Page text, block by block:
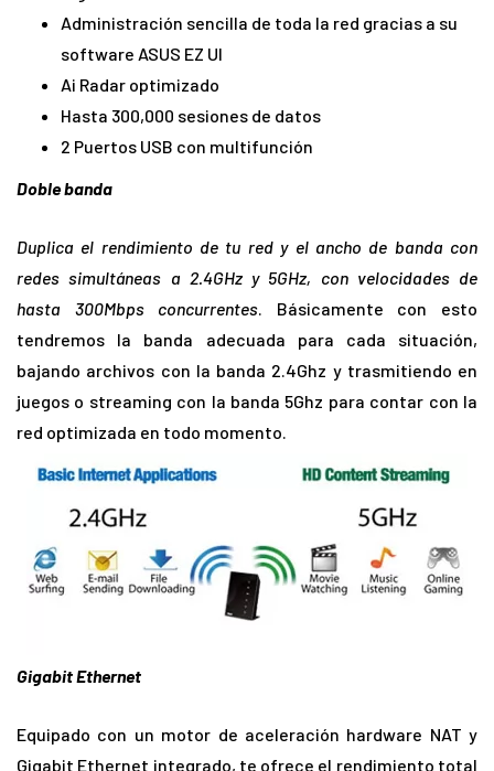
Administración sencilla de toda la red gracias a su
software ASUS EZ UI
Ai Radar optimizado
Hasta 300,000 sesiones de datos
2 Puertos USB con multifunción
Doble banda
Duplica el rendimiento de tu red y el ancho de banda con
redes simultáneas a 2.4GHz y 5GHz, con velocidades de
hasta 300Mbps concurrentes. Básicamente con esto
tendremos la banda adecuada para cada situación,
bajando archivos con la banda 2.4Ghz y trasmitiendo en
juegos o streaming con la banda 5Ghz para contar con la
red optimizada en todo momento.
Gigabit Ethernet
Equipado con un motor de aceleración hardware NAT y
Gigabit Ethernet integrado, te ofrece el rendimiento total